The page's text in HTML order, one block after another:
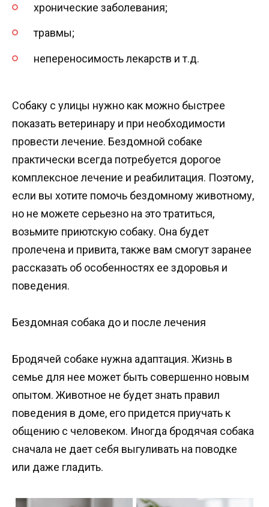
хронические заболевания;
травмы;
непереносимость лекарств и т.д.
Собаку с улицы нужно как можно быстрее
показать ветеринару и при необходимости
провести лечение. Бездомной собаке
практически всегда потребуется дорогое
комплексное лечение и реабилитация. Поэтому,
если вы хотите помочь бездомному животному,
но не можете серьезно на это тратиться,
возьмите приютскую собаку. Она будет
пролечена и привита, также вам смогут заранее
рассказать об особенностях ее здоровья и
поведения.
Бездомная собака до и после лечения
Бродячей собаке нужна адаптация. Жизнь в
семье для нее может быть совершенно новым
опытом. Животное не будет знать правил
поведения в доме, его придется приучать к
общению с человеком. Иногда бродячая собака
сначала не дает себя выгуливать на поводке
или даже гладить.